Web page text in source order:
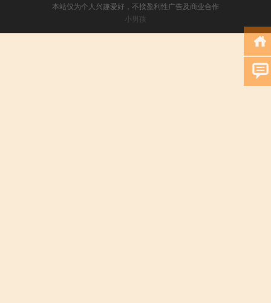
本站仅为个人兴趣爱好，不接盈利性广告及商业合作
小男孩